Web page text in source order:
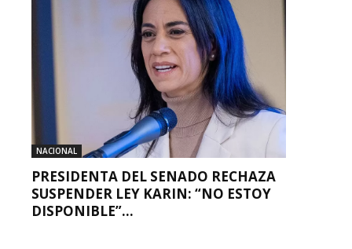
NACIONAL
PRESIDENTA DEL SENADO RECHAZA
SUSPENDER LEY KARIN: “NO ESTOY
DISPONIBLE”...